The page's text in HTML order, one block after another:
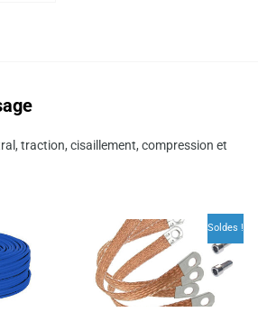
traction, cisaillement, compression et
Soldes !
prix
initial
était :
44.10 €.
prix
actuel
est :
33.07 €.